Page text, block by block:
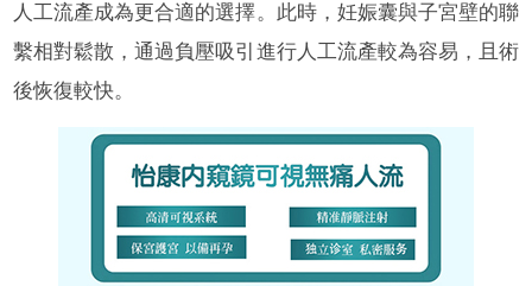
人工流產成為更合適的選擇。此時，妊娠囊與子宮壁的聯
繫相對鬆散，通過負壓吸引進行人工流產較為容易，且術
後恢復較快。